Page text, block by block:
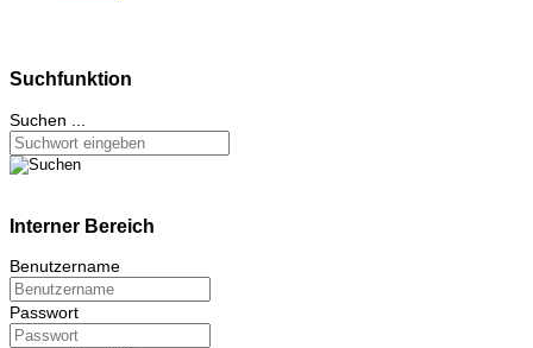
Suchfunktion
Suchen ...
Interner Bereich
Benutzername
Passwort